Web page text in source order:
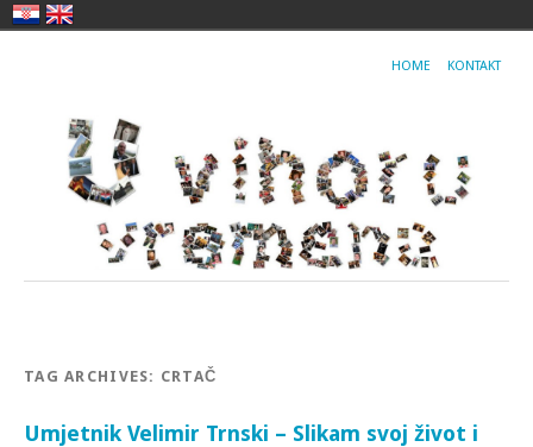
HOME KONTAKT
TAG ARCHIVES: CRTAČ
Umjetnik Velimir Trnski – Slikam svoj život i